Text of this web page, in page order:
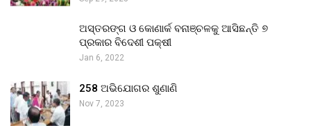
ଅସ୍ତରଙ୍ଗ ଓ କୋଣାର୍କ ବନାଞ୍ଚଳକୁ ଆସିଛନ୍ତି ୭
ପ୍ରକାର ବିଦେଶୀ ପକ୍ଷୀ
Jan 6, 2022
258 ଅଭିଯୋଗର ଶୁଣାଣି
Nov 7, 2023